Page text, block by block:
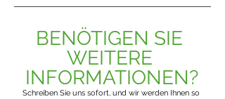
BENÖTIGEN SIE
WEITERE
INFORMATIONEN?
Schreiben Sie uns sofort, und wir werden Ihnen so